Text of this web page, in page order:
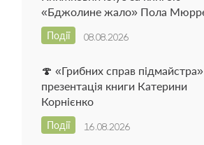
«Бджолине жало» Пола
08.08.2026
Події
🍄 «Грибних справ
презентація книги Катерини
Корнієнко
16.08.2026
Події